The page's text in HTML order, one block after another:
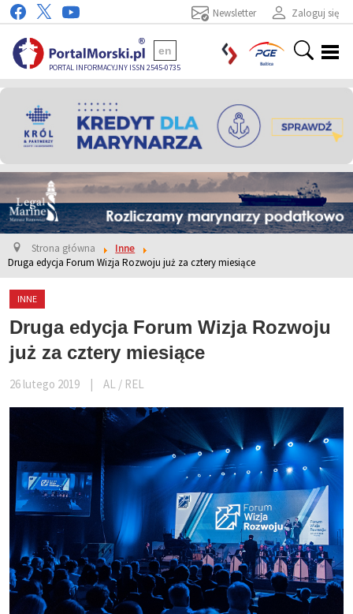
Zaloguj się
Newsletter
PORTAL INFORMACYJNY ISSN 2545-0735
en
Strona główna
Inne
Druga edycja Forum Wizja Rozwoju już za cztery miesiące
INNE
Druga edycja Forum Wizja Rozwoju
już za cztery miesiące
26 lutego 2019 AL / REL